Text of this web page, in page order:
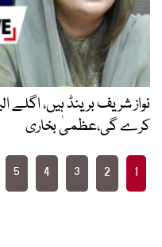
نواز شریف برینڈ ہیں،
کرے گی،عظمیٰ بخاری
Posts
pagination
1
2
3
4
5